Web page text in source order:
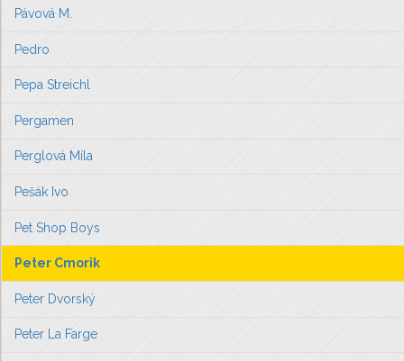
Pávová M.
Pedro
Pepa Streichl
Pergamen
Perglová Míla
Pešák Ivo
Pet Shop Boys
Peter Cmorik
Peter Dvorský
Peter La Farge